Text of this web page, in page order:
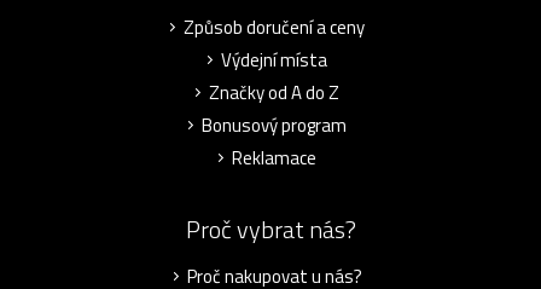
Způsob doručení a ceny
Výdejní místa
Značky od A do Z
Bonusový program
Reklamace
Proč vybrat nás?
Proč nakupovat u nás?